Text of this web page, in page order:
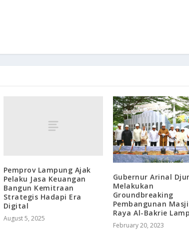
Pemprov Lampung Ajak
Pelaku Jasa Keuangan
Bangun Kemitraan
Strategis Hadapi Era
Digital
August 5, 2025
Gubernur Arinal
Melakukan
Groundbreaking
Pembangunan
Raya Al-Bakrie
February 20, 2023